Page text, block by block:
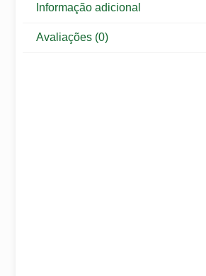
Informação adicional
Avaliações (0)